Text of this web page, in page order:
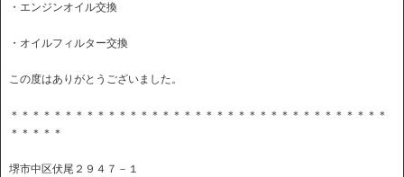
・エンジンオイル交換
・オイルフィルター交換
この度はありがとうございました。
＊＊＊＊＊＊＊＊＊＊＊＊＊＊＊＊＊＊＊＊＊＊＊＊＊＊＊＊＊＊＊＊＊＊＊
＊＊＊＊＊
堺市中区伏尾２９４７－１